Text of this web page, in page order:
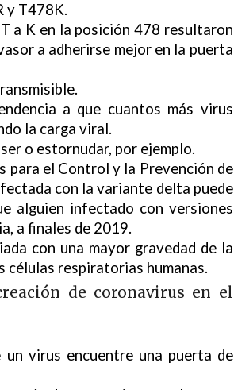
y T478K.
a K en la posición 478 resultaron
a adherirse mejor en la puerta
a que cuantos más virus
la carga viral.
o estornudar, por ejemplo.
para el Control y la Prevención de
con la variante delta puede
alguien infectado con versiones
a finales de 2019.
con una mayor gravedad de la
células respiratorias humanas.
de coronavirus en el
virus encuentre una puerta de